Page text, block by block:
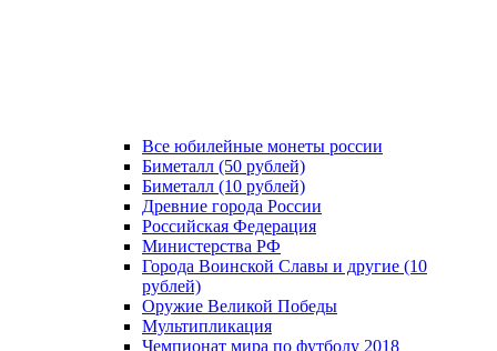
Все юбилейные монеты россии
Биметалл (50 рублей)
Биметалл (10 рублей)
Древние города России
Российская Федерация
Министерства РФ
Города Воинской Славы и другие (10
рублей)
Оружие Великой Победы
Мультипликация
Чемпионат мира по футболу 2018